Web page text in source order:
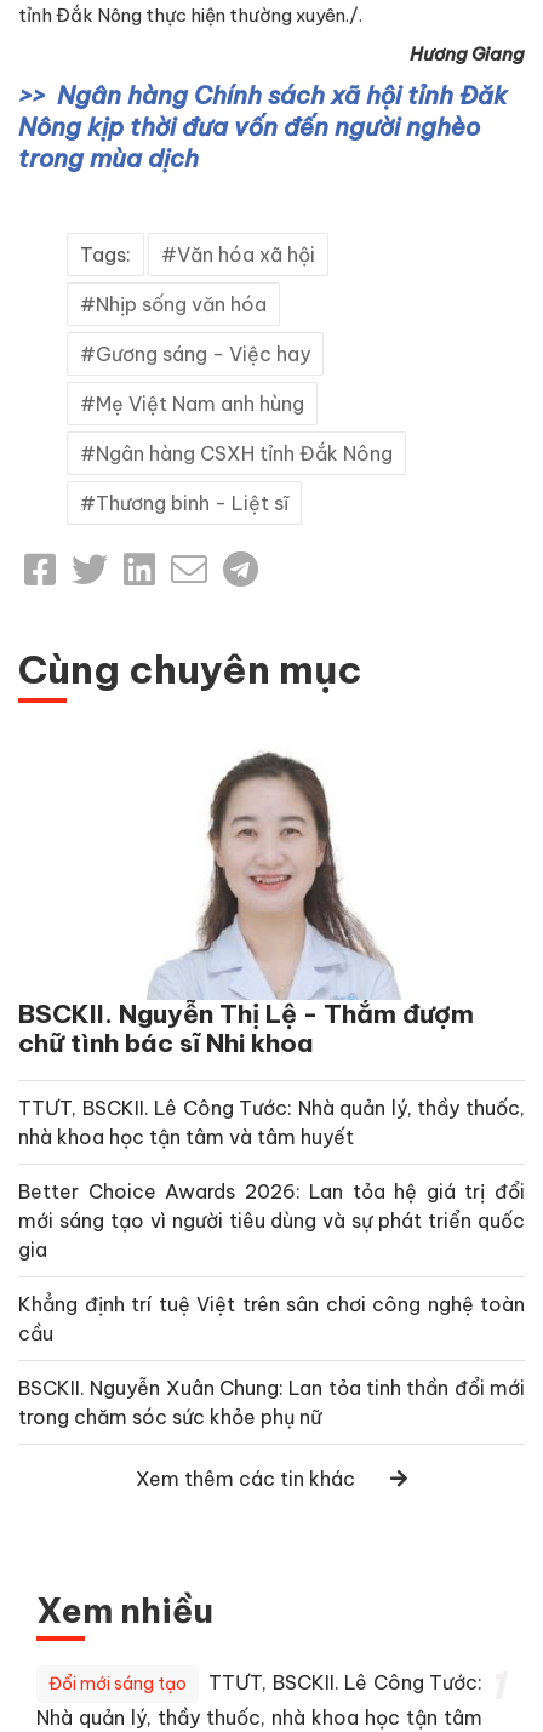
tỉnh Đắk Nông thực hiện thường xuyên./.
Hương Giang
Ngân hàng Chính sách xã hội tỉnh Đăk
Nông kịp thời đưa vốn đến người nghèo
trong mùa dịch
Tags: Văn hóa xã hội
Nhịp sống văn hóa
Gương sáng - Việc hay
Mẹ Việt Nam anh hùng
Ngân hàng CSXH tỉnh Đắk Nông
Thương binh - Liệt sĩ
Cùng chuyên mục
BSCKII. Nguyễn Thị Lệ - Thắm đượm
chữ tình bác sĩ Nhi khoa
TTƯT, BSCKII. Lê Công Tước: Nhà quản lý, thầy thuốc,
nhà khoa học tận tâm và tâm huyết
Better Choice Awards 2026: Lan tỏa hệ giá trị đổi
mới sáng tạo vì người tiêu dùng và sự phát triển quốc
gia
Khẳng định trí tuệ Việt trên sân chơi công nghệ toàn
cầu
BSCKII. Nguyễn Xuân Chung: Lan tỏa tinh thần đổi mới
trong chăm sóc sức khỏe phụ nữ
Xem thêm các tin khác
Xem nhiều
Đổi mới sáng tạo
TTƯT, BSCKII. Lê Công Tước:
Nhà quản lý, thầy thuốc, nhà khoa học tận tâm